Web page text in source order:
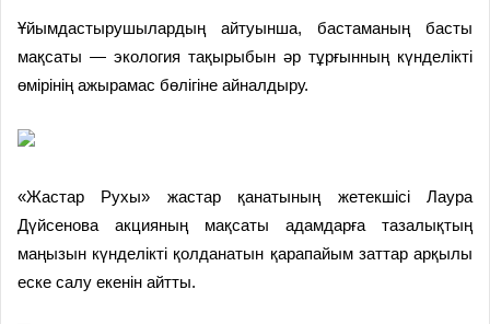
Ұйымдастырушылардың айтуынша, бастаманың басты
мақсаты — экология тақырыбын әр тұрғынның күнделікті
өмірінің ажырамас бөлігіне айналдыру.
«Жастар Рухы» жастар қанатының жетекшісі Лаура
Дүйсенова акцияның мақсаты адамдарға тазалықтың
маңызын күнделікті қолданатын қарапайым заттар арқылы
еске салу екенін айтты.